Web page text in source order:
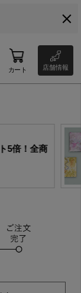
カート 店舗情報
5倍！全商